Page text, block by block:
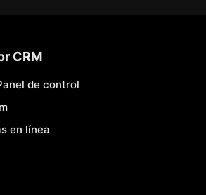
CRM
de control
en línea